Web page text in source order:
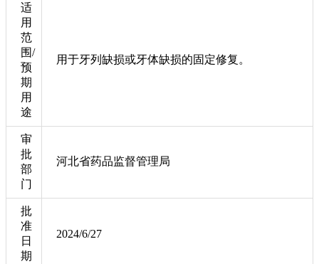
适
用
范
围/
预
期
用
途
用于牙列缺损或牙体缺损的固定修复。
审
批
部
门
河北省药品监督管理局
批
准
日
期
2024/6/27